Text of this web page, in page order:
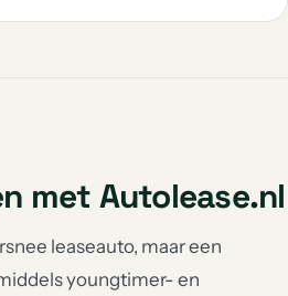
met Autolease.nl
leaseauto, maar een
youngtimer- en